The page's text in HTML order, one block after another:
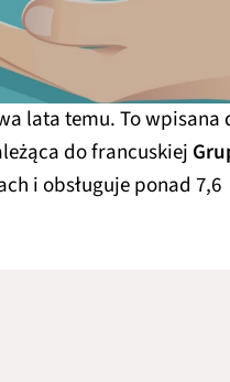
lata temu. To wpisana
do francuskiej
i obsługuje ponad 7,6